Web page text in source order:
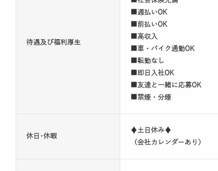
待遇及び福利厚生
■週払いOK
■前払いOK
■高収入
■車・バイク通勤OK
■転勤なし
■即日入社OK
■友達と一緒に応募OK
■禁煙・分煙
休日･休暇
♦土日休み♦
（会社カレンダーあり）